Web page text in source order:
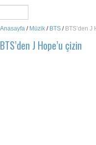
Anasayfa / Müzik / BTS / BTS’den J
BTS’den J Hope’u çizin